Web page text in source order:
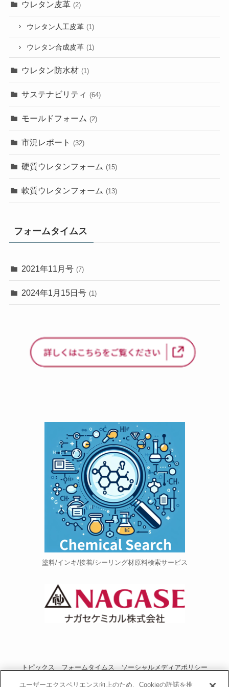
ウレタン皮革 (2)
ウレタン人工皮革 (1)
ウレタン合成皮革 (1)
ウレタン防水材 (1)
サステナビリティ (64)
モールドフォーム (2)
市況レポート (32)
硬質ウレタンフォーム (15)
軟質ウレタンフォーム (13)
フォームタイムス
2021年11月号 (7)
2024年1月15日号 (1)
塗料/インキ/接着/シーリング材原料検索サービス
トピックス フォームタイムス
ソーシャルメディアポリシー
プライバシーポリシー
当サイトご利用にあたって お問い合わせ
ユーザーエクスペリエンス向上のため、Cookieの許諾を推